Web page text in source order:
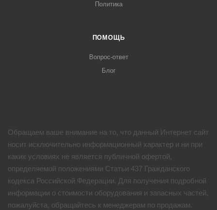
Политика
ПОМОЩЬ
Вопрос-ответ
Блог
Обращаем ваше внимание на то, что данный Интернет сайт
носит исключительно информационный характер и ни при
каких условиях не является публичной офертой,
определяемой положениями Статьи 437 Гражданского
кодекса Российской Федерации. Для получения подробной
информации о стоимости оборудования и запасных частей,
пожалуйста, обращайтесь к менеджерам по продажам.